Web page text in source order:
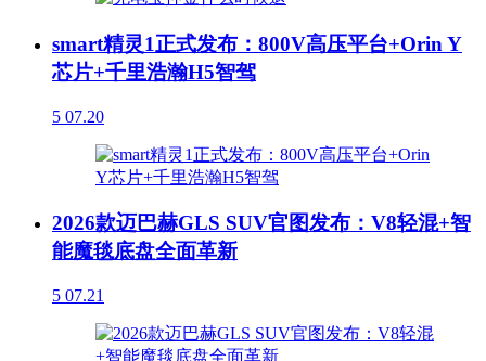
smart精灵1正式发布：800V高压平台+Orin Y
芯片+千里浩瀚H5智驾
5 07.20
2026款迈巴赫GLS SUV官图发布：V8轻混+智
能魔毯底盘全面革新
5 07.21